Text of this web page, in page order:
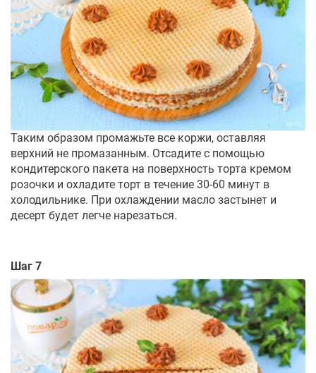
Таким образом промажьте все коржи, оставляя
верхний не промазанным. Отсадите с помощью
кондитерского пакета на поверхность торта кремом
розочки и охладите торт в течение 30-60 минут в
холодильнике. При охлаждении масло застынет и
десерт будет легче нарезаться.
Шаг 7